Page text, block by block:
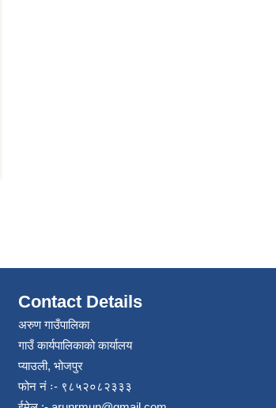
Contact Details
अरुण गाउँपालिका
गाउँ कार्यपालिकाको कार्यालय
प्याउली, भोजपुर
फोन नं ः- ९८५२०८२३३३